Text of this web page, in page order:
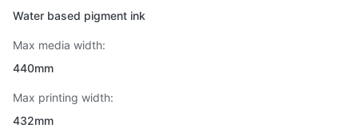
Water based pigment ink
Max media width:
440mm
Max printing width:
432mm